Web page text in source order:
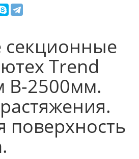
Trend
2500мм.
поверхность